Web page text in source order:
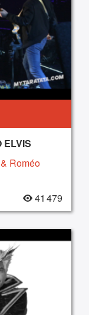
ELVIS
Roméo
41 479